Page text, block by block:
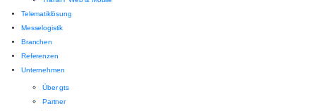
Telematiklösung
Messelogistik
Branchen
Referenzen
Unternehmen
Über gts
Partner